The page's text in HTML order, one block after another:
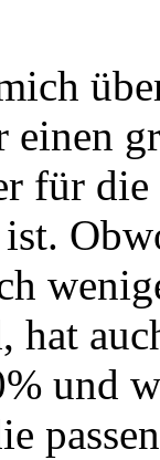
für
hat
und